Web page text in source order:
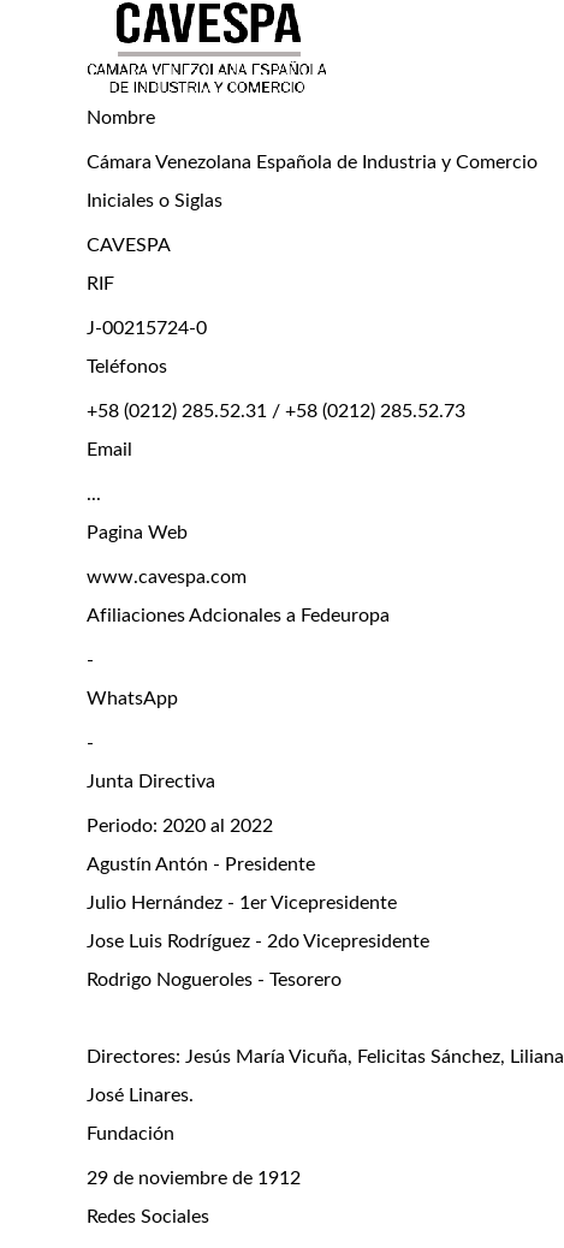
Nombre
Cámara Venezolana Española de Industria y Comercio
Iniciales o Siglas
CAVESPA
RIF
J-00215724-0
Teléfonos
+58 (0212) 285.52.31 / +58 (0212) 285.52.73
Email
...
Pagina Web
www.cavespa.com
Afiliaciones Adcionales a Fedeuropa
-
WhatsApp
-
Junta Directiva
Periodo: 2020 al 2022
Agustín Antón - Presidente
Julio Hernández - 1er Vicepresidente
Jose Luis Rodríguez - 2do Vicepresidente
Rodrigo Nogueroles - Tesorero
Directores: Jesús María Vicuña, Felicitas Sánchez,
José Linares.
Fundación
29 de noviembre de 1912
Redes Sociales